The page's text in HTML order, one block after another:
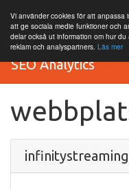
Vi använder cookies för att anpassa
att ge sociala medie funktioner och
delar också ut information om hur
reklam och analyspartners. Läs mer
SEO Analytics